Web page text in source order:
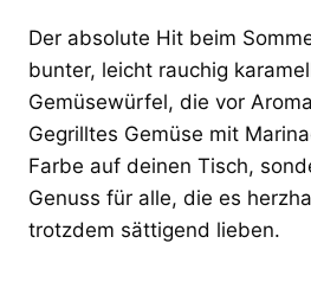
Der absolute Hit beim
bunter, leicht rauchig
Gemüsewürfel, die vor
Gegrilltes Gemüse mit
Farbe auf deinen Tisch,
Genuss für alle, die es
trotzdem sättigend lieben.